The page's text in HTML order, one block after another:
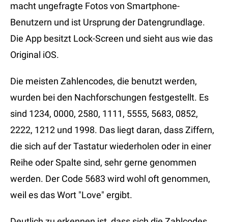
macht ungefragte Fotos von Smartphone-
Benutzern und ist Ursprung der Datengrundlage.
Die App besitzt Lock-Screen und sieht aus wie das
Original iOS.
Die meisten Zahlencodes, die benutzt werden,
wurden bei den Nachforschungen festgestellt. Es
sind 1234, 0000, 2580, 1111, 5555, 5683, 0852,
2222, 1212 und 1998. Das liegt daran, dass Ziffern,
die sich auf der Tastatur wiederholen oder in einer
Reihe oder Spalte sind, sehr gerne genommen
werden. Der Code 5683 wird wohl oft genommen,
weil es das Wort "Love" ergibt.